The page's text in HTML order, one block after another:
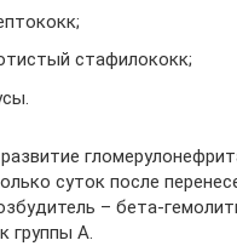
стафилококк;
суток после
– бета-
группы А.